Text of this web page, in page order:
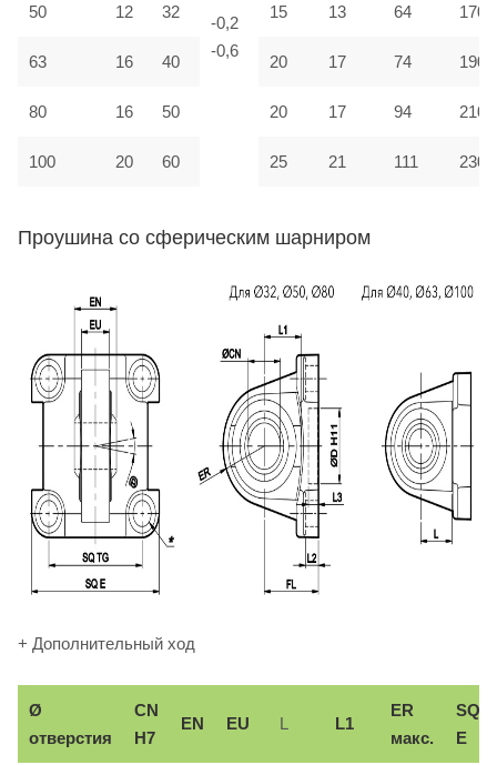
-0,2
-0,6
50 12 32 15 13 64 170
63 16 40 20 17 74 190
80 16 50 20 17 94 210
100 20 60 25 21 111 230
Проушина со сферическим шарниром
+ Дополнительный ход
Ø
отверстия
СN
H7
EN EU L L1
ER
макс.
SQ
E